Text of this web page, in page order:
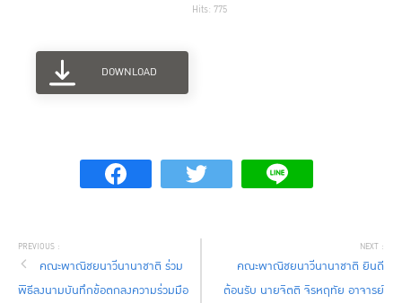
Hits: 775
DOWNLOAD
คณะพาณิชยนาวีนานาชาติ ร่วม
พิธีลงนามบันทึกข้อตกลงความร่วมมือ
คณะพาณิชยนาวีนานาชาติ ยินดี
ต้อนรับ นายจิตติ จิรหฤทัย อาจารย์